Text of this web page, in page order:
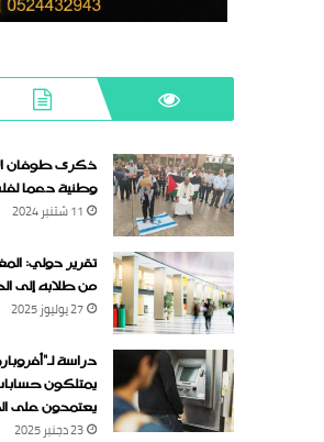
ذكرى طوفان
وطنية دعما
11 شتنبر 2024
تقرير دولي:
من طلابه إلى
27 يوليوز 2025
يعتمدون على
23 دجنبر 2025